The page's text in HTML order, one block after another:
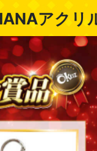
アクリ